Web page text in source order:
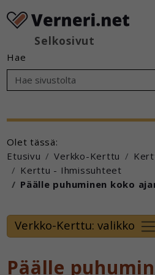
Selkosivut
Hae
Olet tässä:
Etusivu
Verkko-Kerttu
Kerttu - Ihmissuhteet
Päälle puhuminen koko
Verkko-Kerttu: valikko
Päälle